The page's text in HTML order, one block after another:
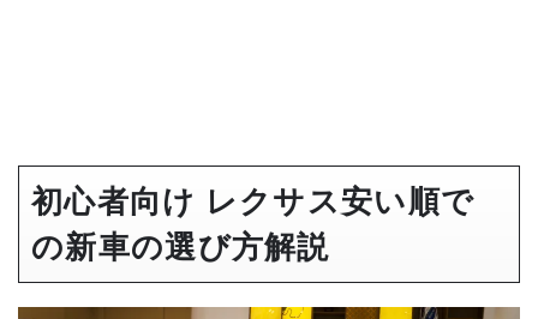
初心者向け レクサス安い順で
の新車の選び方解説